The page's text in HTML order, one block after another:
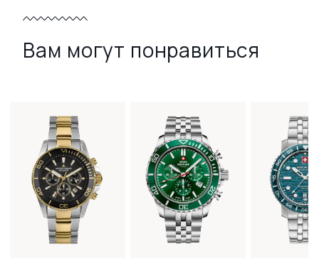
Вам могут понравиться